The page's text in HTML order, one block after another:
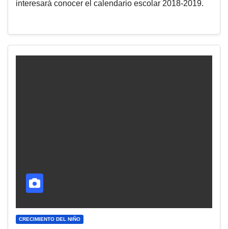
interesará conocer el calendario escolar 2018-2019.
CRECIMIENTO DEL NIÑO